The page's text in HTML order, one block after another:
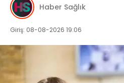
Haber Sağlık
Giriş: 08-08-2026 19:06